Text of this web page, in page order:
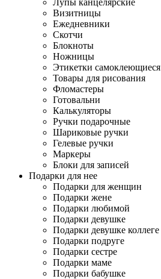
Лупы канцелярские
Визитницы
Ежедневники
Скотчи
Блокноты
Ножницы
Этикетки самоклеющиеся
Товары для рисования
Фломастеры
Готовальни
Калькуляторы
Ручки подарочные
Шариковые ручки
Гелевые ручки
Маркеры
Блоки для записей
Подарки для нее
Подарки для женщин
Подарки жене
Подарки любимой
Подарки девушке
Подарки девушке коллеге
Подарки подруге
Подарки сестре
Подарки маме
Подарки бабушке